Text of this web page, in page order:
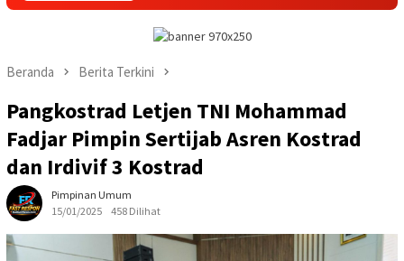
Beranda Berita Terkini
Pangkostrad Letjen TNI Mohammad
Fadjar Pimpin Sertijab Asren Kostrad
dan Irdivif 3 Kostrad
Pimpinan Umum
15/01/2025
458 Dilihat